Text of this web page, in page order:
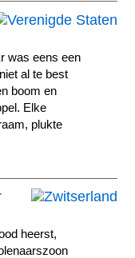
was eens een
al te best
boom en
Elke
plukte
heerst,